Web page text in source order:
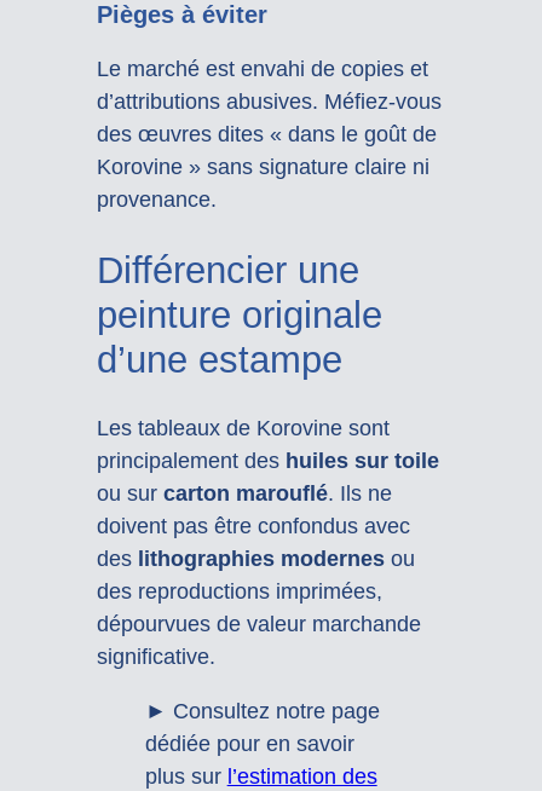
Pièges à éviter
Le marché est envahi de copies et
d’attributions abusives. Méfiez-vous
des œuvres dites « dans le goût de
Korovine » sans signature claire ni
provenance.
Différencier une
peinture originale
d’une estampe
Les tableaux de Korovine sont
principalement des huiles sur toile
ou sur carton marouflé. Ils ne
doivent pas être confondus avec
des lithographies modernesou
des reproductions imprimées,
dépourvues de valeur marchande
significative.
► Consultez notre page
dédiée pour en savoir
plus sur l’estimation des